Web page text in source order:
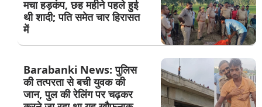
मचा हड़कंप, छह महीने पहले हुई
थी शादी; पति समेत चार हिरासत
में
Barabanki News: पुलिस
की तत्परता से बची युवक की
जान, पुल की रेलिंग पर चढ़कर